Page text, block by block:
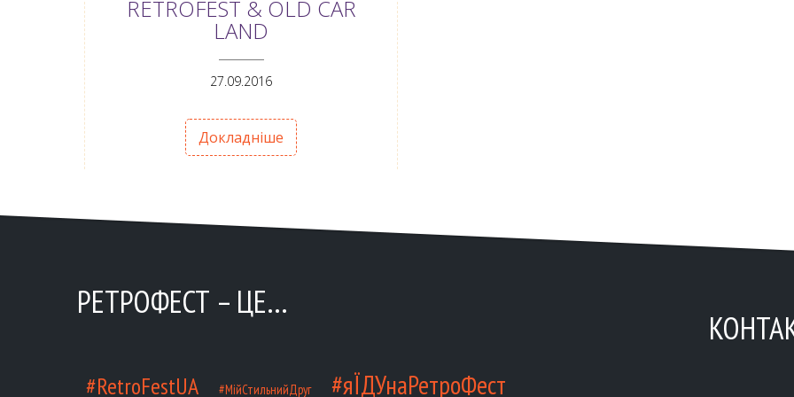
RETROFEST & OLD CAR
LAND
27.09.2016
Докладніше
РЕТРОФЕСТ – ЦЕ…
#RetroFestUA #МійСтильнийДруг #яЇДУнаРетроФест